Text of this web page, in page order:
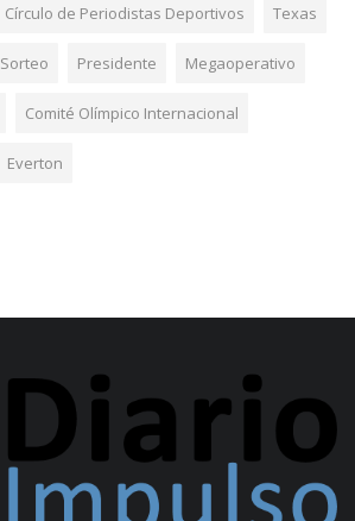
Círculo de Periodistas Deportivos Texas
Sorteo Presidente Megaoperativo
Comité Olímpico Internacional
Everton